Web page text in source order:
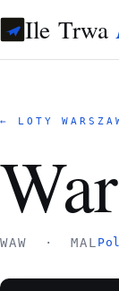
Ile Trwa
← LOTY
WAW · MAL